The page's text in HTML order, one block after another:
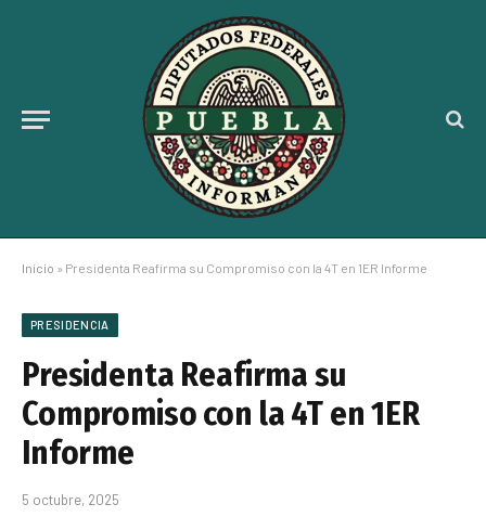
Inicio » Presidenta Reafirma su Compromiso con la 4T en 1ER Informe
PRESIDENCIA
Presidenta Reafirma su
Compromiso con la 4T en 1ER
Informe
5 octubre, 2025